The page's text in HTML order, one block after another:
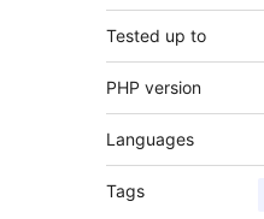
Tested up to
PHP version
Languages
Tags